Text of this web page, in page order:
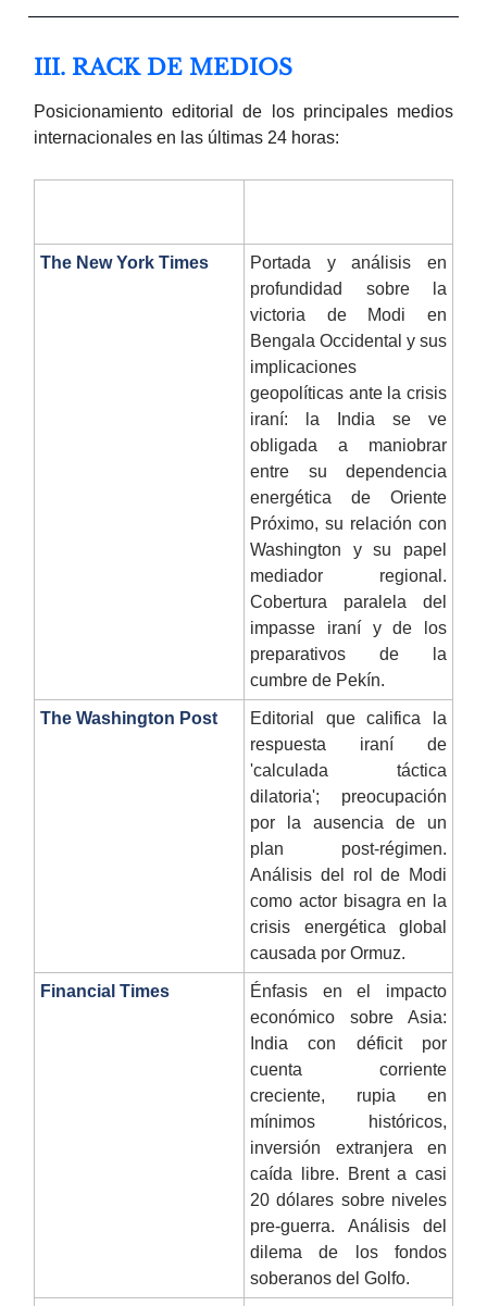
III. RACK DE MEDIOS
Posicionamiento editorial de los principales medios
internacionales en las últimas 24 horas:
The New York Times
Portada y análisis en
profundidad sobre la
victoria de Modi en
Bengala Occidental y sus
implicaciones
geopolíticas ante la crisis
iraní: la India se ve
obligada a maniobrar
entre su dependencia
energética de Oriente
Próximo, su relación con
Washington y su papel
mediador regional.
Cobertura paralela del
impasse iraní y de los
preparativos de la
cumbre de Pekín.
The Washington Post
Editorial que califica la
respuesta iraní de
'calculada táctica
dilatoria'; preocupación
por la ausencia de un
plan post-régimen.
Análisis del rol de Modi
como actor bisagra en la
crisis energética global
causada por Ormuz.
Financial Times
Énfasis en el impacto
económico sobre Asia:
India con déficit por
cuenta corriente
creciente, rupia en
mínimos históricos,
inversión extranjera en
caída libre. Brent a casi
20 dólares sobre niveles
pre-guerra. Análisis del
dilema de los fondos
soberanos del Golfo.